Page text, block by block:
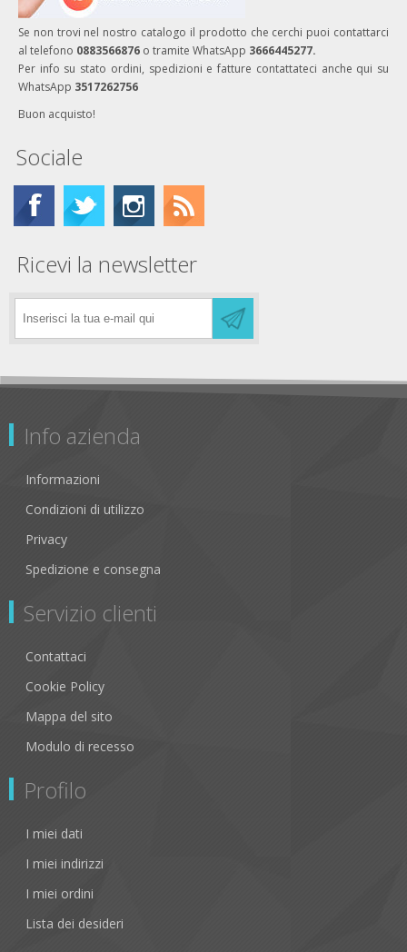
Se non trovi nel nostro catalogo il prodotto che cerchi puoi contattarci
al telefono 0883566876 o tramite WhatsApp 3666445277.
Per info su stato ordini, spedizioni e fatture contattateci anche qui su
WhatsApp 3517262756
Buon acquisto!
Sociale
Ricevi la newsletter
Info azienda
Informazioni
Condizioni di utilizzo
Privacy
Spedizione e consegna
Servizio clienti
Contattaci
Cookie Policy
Mappa del sito
Modulo di recesso
Profilo
I miei dati
I miei indirizzi
I miei ordini
Lista dei desideri